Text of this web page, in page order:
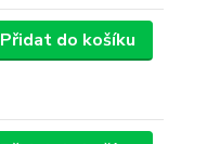
Přidat do košíku